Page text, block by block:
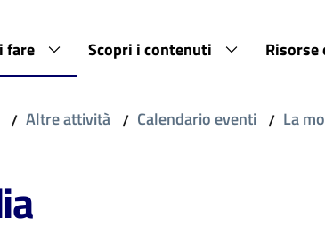
fare Scopri i contenuti Risorse
/ Altre attività / Calendario eventi / La